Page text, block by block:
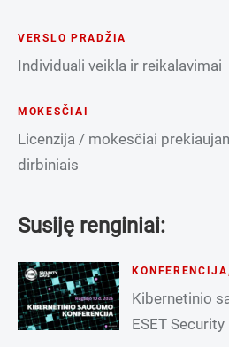
VERSLO PRADŽIA
Individuali veikla ir reikalavimai
MOKESČIAI
Licenzija / mokesčiai
dirbiniais
Susiję renginiai:
KONFERENCIJA
Kibernetinio
ESET Security